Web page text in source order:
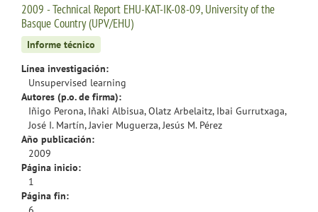
2009 - Technical Report EHU-KAT-IK-08-09, University of the
Basque Country (UPV/EHU)
Informe técnico
Línea investigación:
Unsupervised learning
Autores (p.o. de firma):
Iñigo Perona, Iñaki Albisua, Olatz Arbelaitz, Ibai Gurrutxaga,
José I. Martín, Javier Muguerza, Jesús M. Pérez
Año publicación:
2009
Página inicio:
1
Página fin: